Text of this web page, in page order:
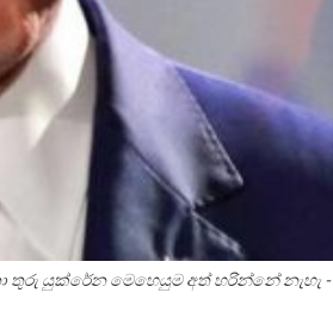
තුරු යුක්රේන මෙහෙයුම අත් හරින්නේ නැහැ